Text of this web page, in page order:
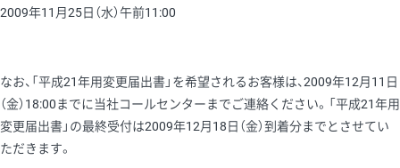
2009年11月25日（水）午前11:00
なお、「平成21年用変更届出書」を希望されるお客様は、2009年12月11日
（金）18:00までに当社コールセンターまでご連絡ください。「平成21年用
変更届出書」の最終受付は2009年12月18日（金）到着分までとさせてい
ただきます。